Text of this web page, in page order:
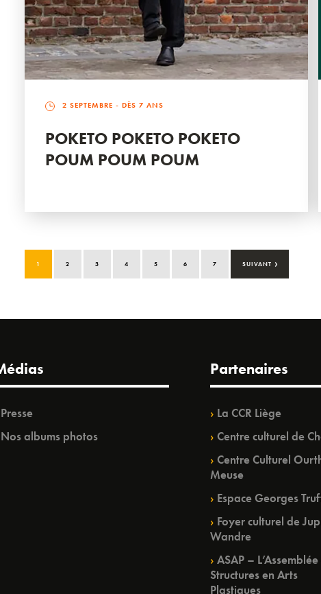
2 SEPTEMBRE - DÈS 7 ANS
POKETO POKETO POKETO
POUM POUM POUM
1 2 3 4 5 6 7 SUIVANT ›
Presse
Nos albums photos
Partenaires
La CCR Liège
Centre culturel de
Centre Culturel
Meuse
Espace Georges
Foyer culturel de
Wandre
ASAP –
Structures en Arts
Plastiques